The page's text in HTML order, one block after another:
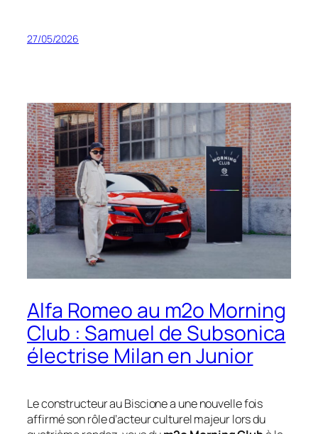
27/05/2026
Alfa Romeo au m2o Morning
Club : Samuel de Subsonica
électrise Milan en Junior
Le constructeur au Biscione a une nouvelle fois
affirmé son rôle d’acteur culturel majeur lors du